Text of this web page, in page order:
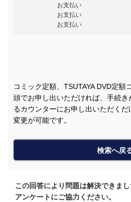
お支払い
お支払い
お支払い
コミック定額、TSUTAYA DVD定額
頭でお申し出いただければ、手続
るカウンターにお申し出いただく
変更が可能です。
検索へ戻
この回答により問題は解決できまし
アンケートにご協力ください。